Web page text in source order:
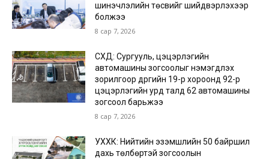
шинэчлэлийн төсвийг шийдвэрлэхээр
болжээ
8 сар 7, 2026
СХД: Сургууль, цэцэрлэгийн
автомашины зогсоолыг нэмэгдүүлэх
зорилгоор дүүргийн 19-р хороонд 92-р
цэцэрлэгийн урд талд 62 автомашины
зогсоол барьжээ
8 сар 7, 2026
УХХК: Нийтийн эзэмшлийн 50 байршил
дахь төлбөртэй зогсоолын